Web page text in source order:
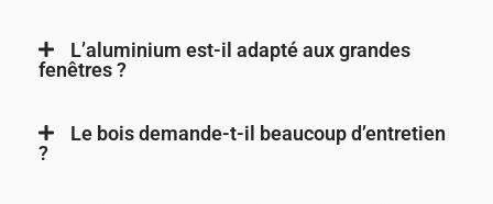
L’aluminium est-il adapté aux grandes
fenêtres ?
Le bois demande-t-il beaucoup d’entretien
?